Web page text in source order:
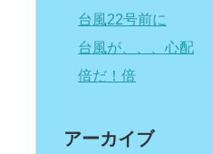
台風22号前に
台風が、、、心配
倍だ！倍
アーカイブ